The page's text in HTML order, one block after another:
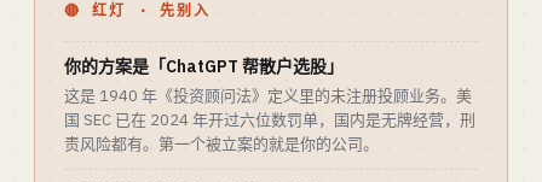
🔴 红灯 · 先别入
你的方案是「ChatGPT 帮散户选股」
这是 1940 年《投资顾问法》定义里的未注册投顾业务。美
国 SEC 已在 2024 年开过六位数罚单，国内是无牌经营，刑
责风险都有。第一个被立案的就是你的公司。